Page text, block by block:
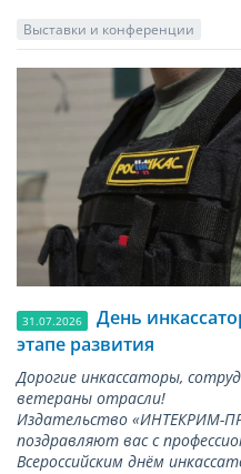
Выставки и конференции
31.07.2026
День
этапе развития
Дорогие инкассаторы,
ветераны отрасли!
Издательство «ИНТЕКРИМ-
поздравляют вас с
Всероссийским днём